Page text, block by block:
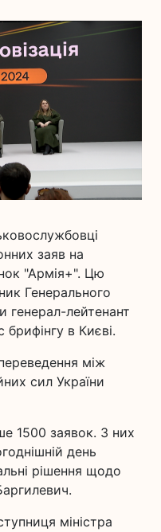
заяв на
"Армія+". Цю
Генерального
генерал-лейтенант
брифінгу в Києві.
між
сил України
1500 заявок. З них
день
рішення щодо
міністра